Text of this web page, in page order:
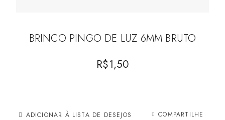
BRINCO PINGO DE LUZ 6MM BRUTO
R$1,50
ADICIONAR À LISTA DE DESEJOS COMPARTILHE